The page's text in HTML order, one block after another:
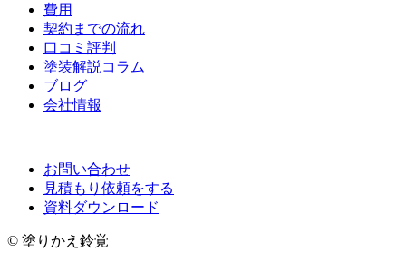
費用
契約までの流れ
口コミ評判
塗装解説コラム
ブログ
会社情報
お問い合わせ
見積もり依頼をする
資料ダウンロード
© 塗りかえ鈴覚